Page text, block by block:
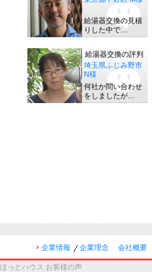
給湯器交換の見積
りした中で…
給湯器交換の評判
埼玉県ふじみ野市
N様
何社か問い合わせ
をしましたが…
企業情報 企業理念 会社概要
ほっとハウス お客様の声